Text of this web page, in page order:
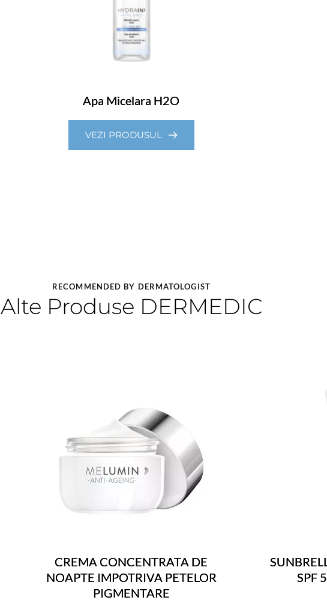
Apa Micelara H2O
VEZI PRODUSUL
RECOMMENDED BY DERMATOLOGIST
Alte Produse DERMEDIC
CREMA CONCENTRATA DE
NOAPTE IMPOTRIVA PETELOR
PIGMENTARE
SPF